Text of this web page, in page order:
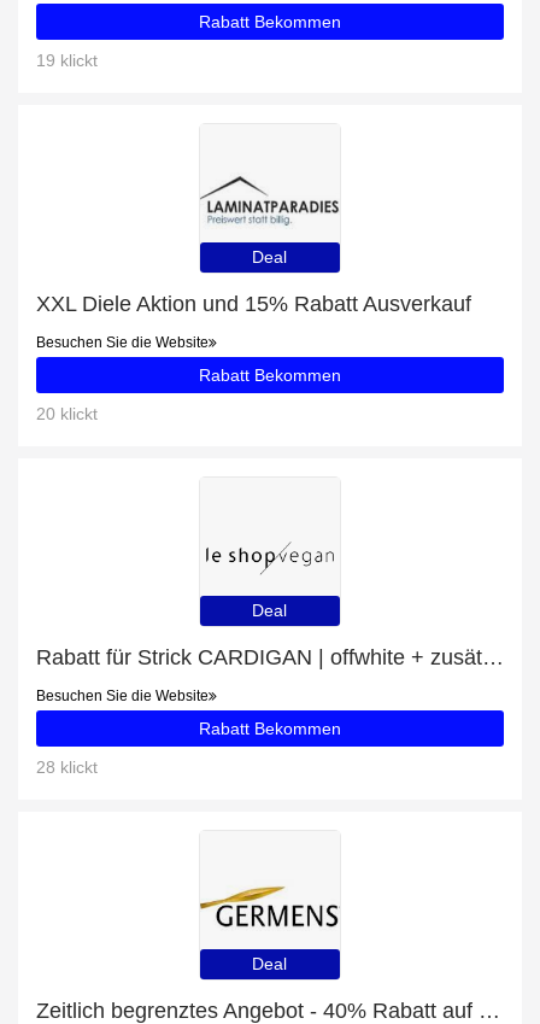
Rabatt Bekommen
19 klickt
Deal
XXL Diele Aktion und 15% Rabatt Ausverkauf
Besuchen Sie die Website
Rabatt Bekommen
20 klickt
Deal
Rabatt für Strick CARDIGAN | offwhite + zusätzlicher 18%-Rabattgutschein
Besuchen Sie die Website
Rabatt Bekommen
28 klickt
Deal
Zeitlich begrenztes Angebot - 40% Rabatt auf BLAUE BLUSEN